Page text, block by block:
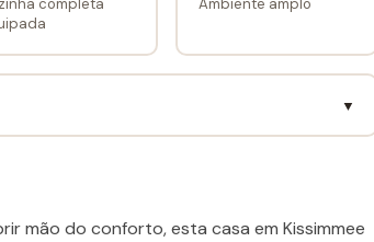
▼
mão do conforto, esta casa em Kissimmee